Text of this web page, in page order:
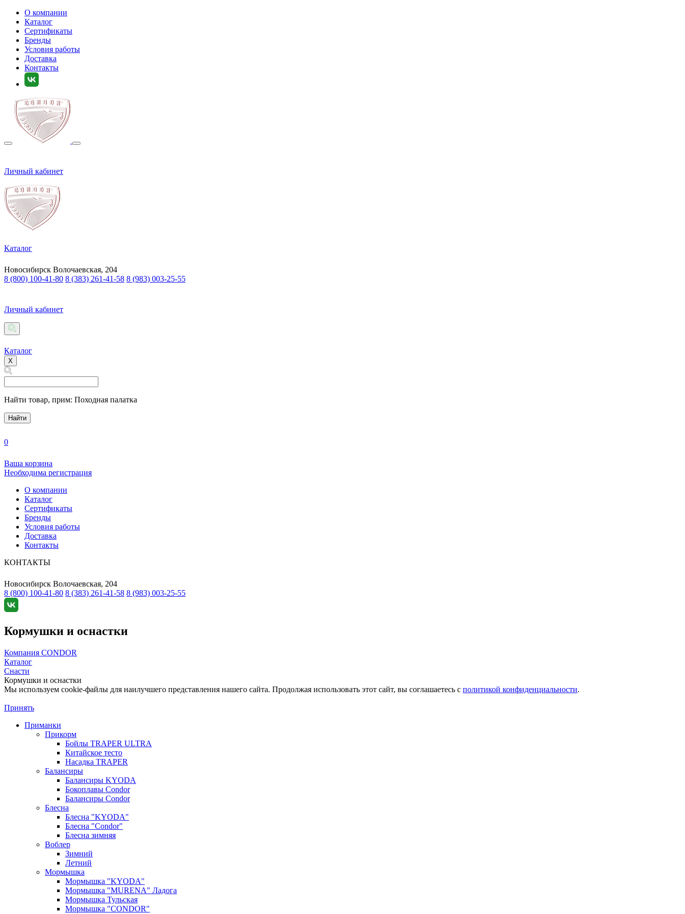
О компании
Каталог
Сертификаты
Бренды
Условия работы
Доставка
Контакты
Личный кабинет
Каталог
Новосибирск Волочаевская, 204
8 (800) 100-41-80 8 (383) 261-41-58 8 (983) 003-25-55
Личный кабинет
Каталог
X
Найти товар, прим: Походная палатка
Найти
0
Ваша корзина
Необходима регистрация
О компании
Каталог
Сертификаты
Бренды
Условия работы
Доставка
Контакты
КОНТАКТЫ
Новосибирск Волочаевская, 204
8 (800) 100-41-80 8 (383) 261-41-58 8 (983) 003-25-55
Кормушки и оснастки
Компания CONDOR
Каталог
Снасти
Кормушки и оснастки
Мы используем cookie-файлы для наилучшего представления нашего сайта. Продолжая использовать этот сайт, вы соглашаетесь c политикой конфиденциальности.
Принять
Приманки
Прикорм
Бойлы TRAPER ULTRA
Китайское тесто
Насадка TRAPER
Балансиры
Балансиры KYODA
Бокоплавы Condor
Балансиры Condor
Блесна
Блесна "KYODA"
Блесна "Condor"
Блесна зимняя
Воблер
Зимний
Летний
Мормышка
Мормышка "KYODA"
Мормышка "MURENA" Ладога
Мормышка Тульская
Мормышка "CONDOR"